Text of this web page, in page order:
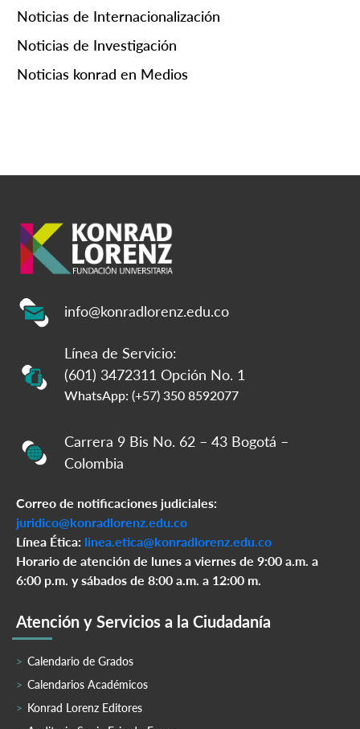
Noticias de Internacionalización
Noticias de Investigación
Noticias konrad en Medios
info@konradlorenz.edu.co
Línea de Servicio:
(601) 3472311 Opción No. 1
WhatsApp: (+57) 350 8592077
Carrera 9 Bis No. 62 – 43 Bogotá –
Colombia
Correo de notificaciones judiciales:
juridico@konradlorenz.edu.co
Línea Ética: linea.etica@konradlorenz.edu.co
Horario de atención de lunes a viernes de 9:00 a.m. a
6:00 p.m. y sábados de 8:00 a.m. a 12:00 m.
Atención y Servicios a la Ciudadanía
Calendario de Grados
Calendarios Académicos
Konrad Lorenz Editores